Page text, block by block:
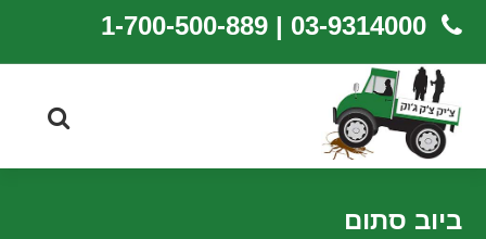
03-9314000 | 1-700-500-889
ביוב סתום